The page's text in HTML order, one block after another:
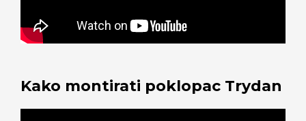
Kako montirati poklopac Trydan